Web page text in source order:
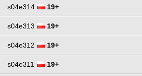
s04e314 19+
s04e313 19+
s04e312 19+
s04e311 19+